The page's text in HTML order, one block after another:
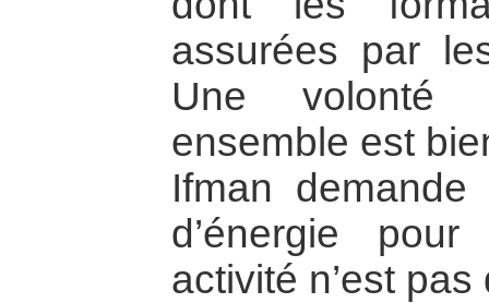
assurées par
Une volonté
ensemble est
Ifman
d’énergie
activité n’est